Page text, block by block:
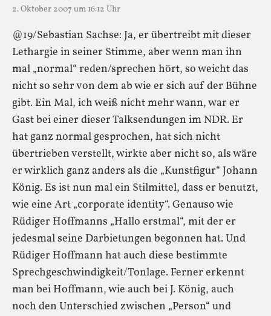
2. Oktober 2007 um 16:12 Uhr
@19/Sebastian Sachse: Ja, er übertreibt mit dieser
Lethargie in seiner Stimme, aber wenn man ihn
mal „normal“ reden/sprechen hört, so weicht das
nicht so sehr von dem ab wie er sich auf der Bühne
gibt. Ein Mal, ich weiß nicht mehr wann, war er
Gast bei einer dieser Talksendungen im NDR. Er
hat ganz normal gesprochen, hat sich nicht
übertrieben verstellt, wirkte aber nicht so, als wäre
er wirklich ganz anders als die „Kunstfigur“ Johann
König. Es ist nun mal ein Stilmittel, dass er benutzt,
wie eine Art „corporate identity“. Genauso wie
Rüdiger Hoffmanns „Hallo erstmal“, mit der er
jedesmal seine Darbietungen begonnen hat. Und
Rüdiger Hoffmann hat auch diese bestimmte
Sprechgeschwindigkeit/Tonlage. Ferner erkennt
man bei Hoffmann, wie auch bei J. König, auch
noch den Unterschied zwischen „Person“ und